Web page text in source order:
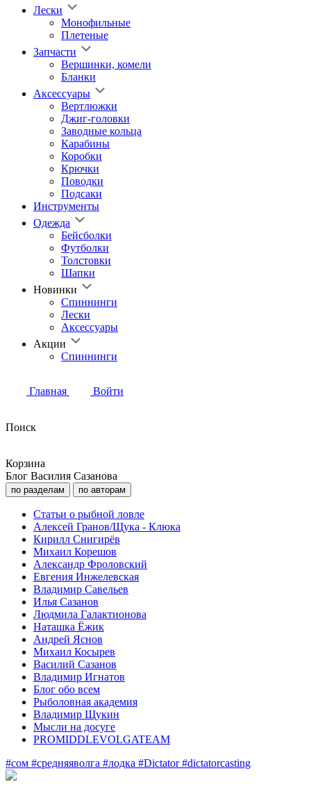
Лески
Монофильные
Плетеные
Запчасти
Вершинки, комели
Бланки
Аксессуары
Вертлюжки
Джиг-головки
Заводные кольца
Карабины
Коробки
Крючки
Поводки
Подсаки
Инструменты
Одежда
Бейсболки
Футболки
Толстовки
Шапки
Новинки
Спиннинги
Лески
Аксессуары
Акции
Спиннинги
Главная Войти
Поиск
Корзина
Блог Василия Сазанова
по разделам по авторам
Статьи о рыбной ловле
Алексей Гранов/Щука - Клюка
Кирилл Снигирёв
Михаил Корешов
Александр Фроловский
Евгения Инжелевская
Владимир Савельев
Илья Сазанов
Людмила Галактионова
Наташка Ёжик
Андрей Яснов
Михаил Косырев
Василий Сазанов
Владимир Игнатов
Блог обо всем
Рыболовная академия
Владимир Щукин
Мысли на досуге
PROMIDDLEVOLGATEAM
#сом #средняяволга #лодка #Dictator#dictatorcasting